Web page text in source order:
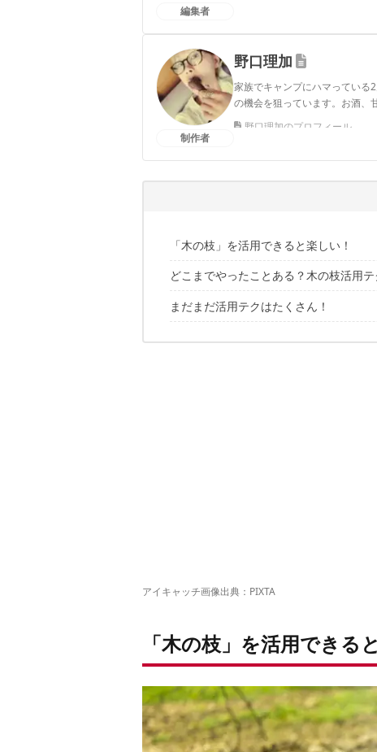
編集者
制作者
野口理加
家族でキャンプにハマっている
の機会を狙っています。お酒
野口理加のプロフィール
「木の枝」を活用できると楽しい！
どこまでやったことある？木の枝活用テ
自然派コーヒードリッパースタンド
アルミホイルと組み合わせてフライパン
まだまだ活用テクはたくさん！
ｘキャンプで役立つ活用法はいろいろ！
アイキャッチ画像出典： PIXTA
「木の枝」を活用できる